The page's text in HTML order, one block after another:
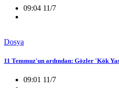
09:04 11/7
Dosya
11 Temmuz'un ardından: Gözler 'Kök
09:01 11/7